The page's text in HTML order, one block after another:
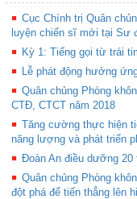
Cục Chính trị Quân
luyện chiến sĩ mới tại Sư
Kỳ 1: Tiếng gọi từ trái
Lễ phát động hưởng
Quân chủng Phòng
CTĐ, CTCT năm 2018
Tăng cường thực hiện
năng lượng và phát triển
Đoàn An điều dưỡng 20
Quân chủng Phòng
đột phá để tiến thẳng lên